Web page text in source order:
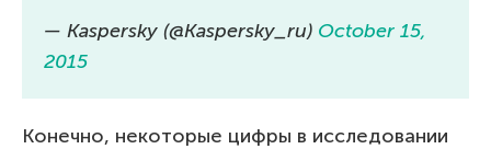
— Kaspersky (@Kaspersky_ru) October 15,
2015
Конечно, некоторые цифры в исследовании